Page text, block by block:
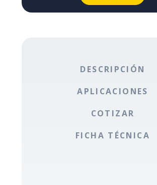
DESCRIPCIÓN
APLICACIONES
COTIZAR
FICHA TÉCNICA